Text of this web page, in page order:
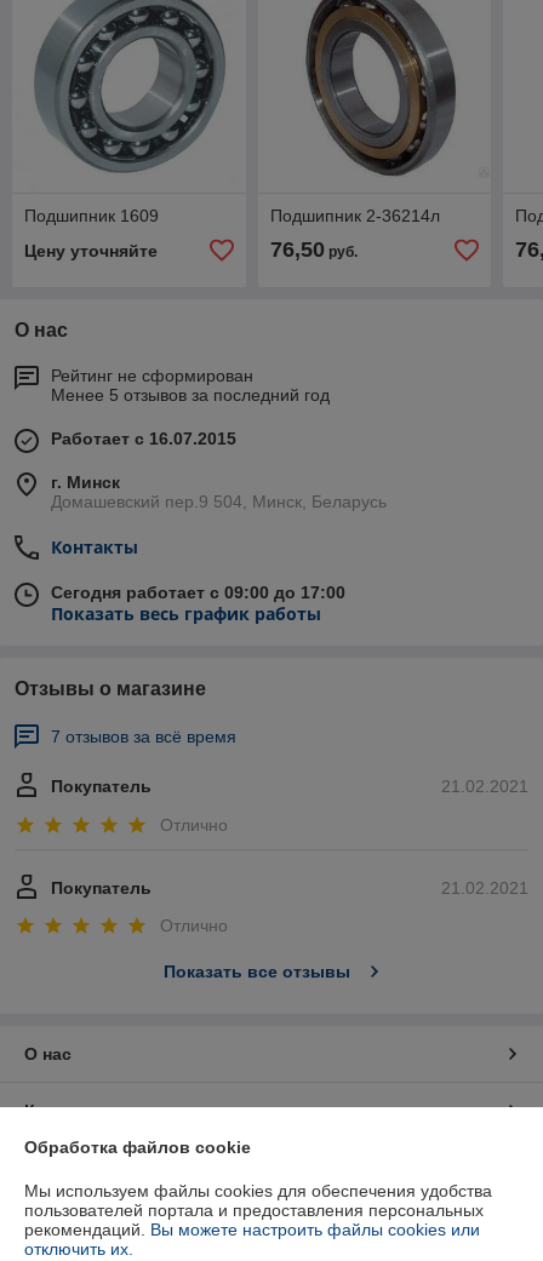
Подшипник 1609
Цену уточняйте
Подшипник 2-36214л
76,50руб.
О нас
Рейтинг не сформирован
Менее 5 отзывов за последний год
Работает с 16.07.2015
г. Минск
Домашевский пер.9 504, Минск, Беларусь
Контакты
Сегодня работает с 09:00 до 17:00
Показать весь график работы
Отзывы о магазине
7 отзывов за всё время
21.02.2021
Покупатель
Отлично
21.02.2021
Покупатель
Отлично
Показать все отзывы
О нас
Контакты
График работы
Обработка файлов cookie
Мы используем файлы cookies для обеспечения удобства
пользователей портала и предоставления персональных
рекомендаций. Вы можете настроить файлы cookies или
отключить их.